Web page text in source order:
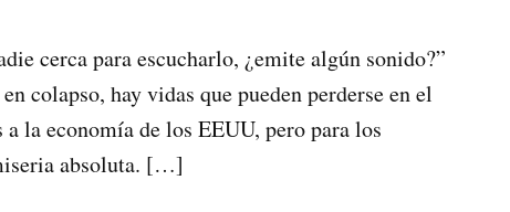
cerca para escucharlo, ¿emite algún sonido?”
colapso, hay vidas que pueden perderse en el
la economía de los EEUU, pero para los
absoluta. […]